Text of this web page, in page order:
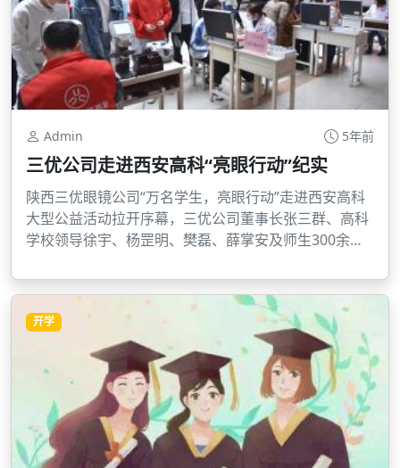
Admin 5年前
三优公司走进西安高科“亮眼行动”纪实
陕西三优眼镜公司“万名学生，亮眼行动”走进西安高科
大型公益活动拉开序幕，三优公司董事长张三群、高科
学校领导徐宇、杨罡明、樊磊、薛掌安及师生300余人
开学